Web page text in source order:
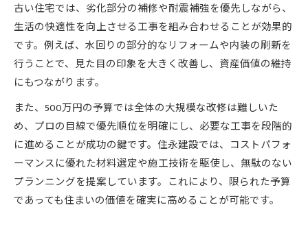
古い住宅では、劣化部分の補修や耐震補強を優先しながら、
生活の快適性を向上させる工事を組み合わせることが効果的
です。例えば、水回りの部分的なリフォームや内装の刷新を
行うことで、見た目の印象を大きく改善し、資産価値の維持
にもつながります。
また、500万円の予算では全体の大規模な改修は難しいた
め、プロの目線で優先順位を明確にし、必要な工事を段階的
に進めることが成功の鍵です。住永建設では、コストパフォ
ーマンスに優れた材料選定や施工技術を駆使し、無駄のない
プランニングを提案しています。これにより、限られた予算
であっても住まいの価値を確実に高めることが可能です。